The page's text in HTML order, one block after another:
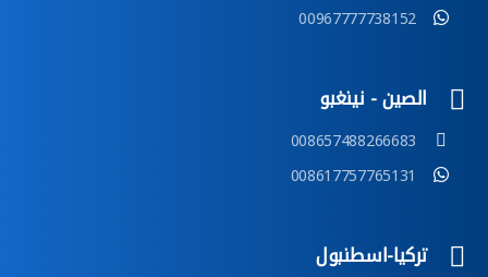
00967777738152
الصين - نينغبو
008657488266683
008617757765131
تركيا-اسطنبول